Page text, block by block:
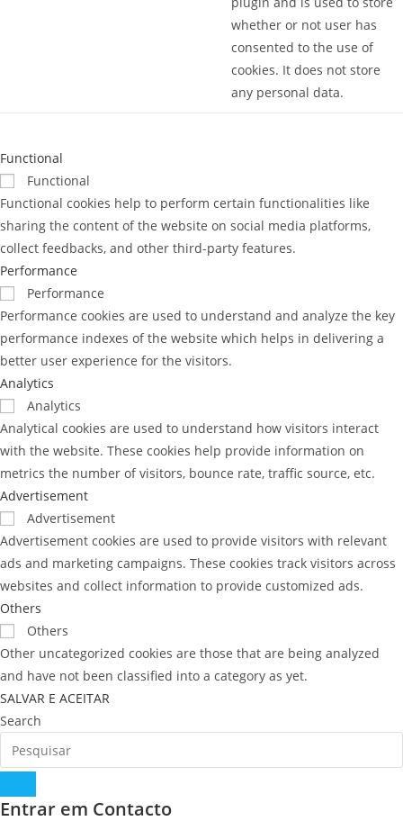
whether or not user has
consented to the use of
cookies. It does not store
any personal data.
Functional
Functional
Functional cookies help to perform certain functionalities like
sharing the content of the website on social media platforms,
collect feedbacks, and other third-party features.
Performance
Performance
Performance cookies are used to understand and analyze the key
performance indexes of the website which helps in delivering a
better user experience for the visitors.
Analytics
Analytics
Analytical cookies are used to understand how visitors interact
with the website. These cookies help provide information on
metrics the number of visitors, bounce rate, traffic source, etc.
Advertisement
Advertisement
Advertisement cookies are used to provide visitors with relevant
ads and marketing campaigns. These cookies track visitors across
websites and collect information to provide customized ads.
Others
Others
Other uncategorized cookies are those that are being analyzed
and have not been classified into a category as yet.
SALVAR E ACEITAR
Search
Entrar em Contacto